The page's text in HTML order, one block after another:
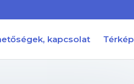
kapcsolat Térkép